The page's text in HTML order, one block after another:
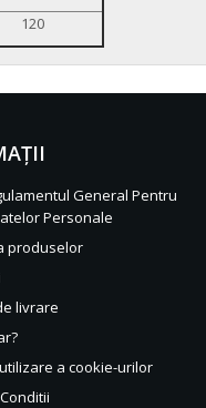
120
General Pentru
Personale
produselor
livrare
a cookie-urilor